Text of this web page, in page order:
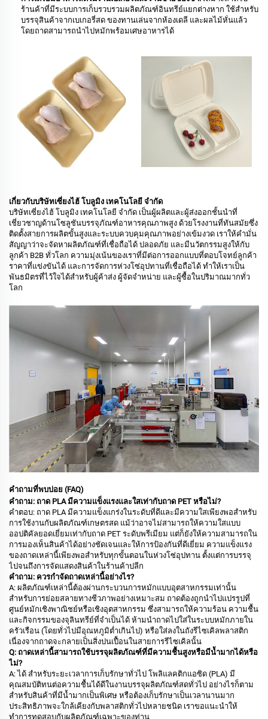
ร้านค้าที่มีระบบการเก็บรวบรวมผลิตภัณฑ์อินทรีย์แยกต่างหาก ใช้สำหรับ
บรรจุสินค้าจากเบเกอรี่สด ของทานเล่นจากห้องเดลี และผลไม้หั่นแล้ว
โดยถาดสามารถนำไปหมักพร้อมเศษอาหารได้
เกี่ยวกับบริษัทเซี่ยงไฮ้ โบลูมิง เทคโนโลยี จำกัด
บริษัทเซี่ยงไฮ้ โบลูมิง เทคโนโลยี จำกัด เป็นผู้ผลิตและผู้ส่งออกชั้นนำที่
เชี่ยวชาญด้านโซลูชันบรรจุภัณฑ์อาหารคุณภาพสูง ด้วยโรงงานที่ทันสมัยซึ่ง
ติดตั้งสายการผลิตขั้นสูงและระบบควบคุมคุณภาพอย่างเข้มงวด เราให้คำมั่น
สัญญาว่าจะจัดหาผลิตภัณฑ์ที่เชื่อถือได้ ปลอดภัย และมีนวัตกรรมสูงให้กับ
ลูกค้า B2B ทั่วโลก ความมุ่งเน้นของเราที่มีต่อการออกแบบที่ตอบโจทย์ลูกค้า
ราคาที่แข่งขันได้ และการจัดการห่วงโซ่อุปทานที่เชื่อถือได้ ทำให้เราเป็น
พันธมิตรที่ไว้ใจได้สำหรับผู้ค้าส่ง ผู้จัดจำหน่าย และผู้ซื้อในปริมาณมากทั่ว
โลก
คำถามที่พบบ่อย (FAQ)
คำถาม: ถาด PLA มีความแข็งแรงและใสเท่ากับถาด PET หรือไม่?
คำตอบ: ถาด PLA มีความแข็งแกร่งในระดับที่ดีและมีความใสเพียงพอสำหรับ
การใช้งานกับผลิตภัณฑ์เกษตรสด แม้ว่าอาจไม่สามารถให้ความใสแบบ
ออปติคัลยอดเยี่ยมเท่ากับถาด PET ระดับพรีเมียม แต่ก็ยังให้ความสามารถใน
การมองเห็นสินค้าได้อย่างชัดเจนและให้การป้องกันที่ดีเยี่ยม ความแข็งแรง
ของถาดเหล่านี้เพียงพอสำหรับทุกขั้นตอนในห่วงโซ่อุปทาน ตั้งแต่การบรรจุ
ไปจนถึงการจัดแสดงสินค้าในร้านค้าปลีก
คำถาม: ควรกำจัดถาดเหล่านี้อย่างไร?
A: ผลิตภัณฑ์เหล่านี้ต้องผ่านกระบวนการหมักแบบอุตสาหกรรมเท่านั้น
สำหรับการย่อยสลายทางชีวภาพอย่างเหมาะสม ถาดต้องถูกนำไปแปรรูปที่
ศูนย์หมักเชิงพาณิชย์หรือเชิงอุตสาหกรรม ซึ่งสามารถให้ความร้อน ความชื้น
และกิจกรรมของจุลินทรีย์ที่จำเป็นได้ ห้ามนำถาดไปใส่ในระบบหมักภายใน
ครัวเรือน (โดยทั่วไปมีอุณหภูมิต่ำเกินไป) หรือใส่ลงในถังรีไซเคิลพลาสติก
เนื่องจากถาดจะกลายเป็นสิ่งปนเปื้อนในสายการรีไซเคิลนั้น
Q: ถาดเหล่านี้สามารถใช้บรรจุผลิตภัณฑ์ที่มีความชื้นสูงหรือมีน้ำมากได้หรือ
ไม่?
A: ได้ สำหรับระยะเวลาการเก็บรักษาทั่วไป โพลิแลคติกแอซิด (PLA) มี
คุณสมบัติทนต่อความชื้นได้ดีในงานบรรจุผลิตภัณฑ์สดทั่วไป อย่างไรก็ตาม
สำหรับสินค้าที่มีน้ำมากเป็นพิเศษ หรือต้องเก็บรักษาเป็นเวลานานมาก
ประสิทธิภาพจะใกล้เคียงกับพลาสติกทั่วไปหลายชนิด เราขอแนะนำให้
ทำการทดสอบกับผลิตภัณฑ์เฉพาะของท่าน